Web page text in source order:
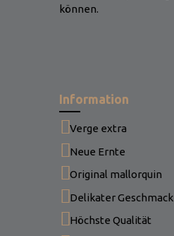
können.
Information
Verge extra
Neue Ernte
Original mallorquin
Delikater Geschmack
Höchste Qualität